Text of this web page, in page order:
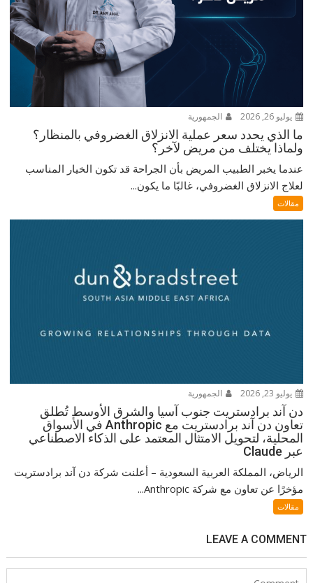
يوليو 26, 2026 الجمهورية
ما الذي يحدد سعر عملية الانزلاق الغضروفي بالمنظار؟
ولماذا يختلف من مريض لآخر؟
عندما يخبر الطبيب المريض بأن الجراحة قد تكون الخيار المناسب
لعلاج الانزلاق الغضروفي، غالبًا ما يكون...
مقالات
يوليو 23, 2026 الجمهورية
دن آند برادستريت جنوب آسيا والشرق الأوسط تُطلق
تعاون دن آند برادستريت مع Anthropic في الأسواق
المحلية، لتحويل الامتثال المعتمد على الذكاء الاصطناعي
عبر Claude
الرياض، المملكة العربية السعودية – أعلنت شركة دن آند برادستريت
مؤخرًا عن تعاون مع شركة Anthropic...
مقالات
LEAVE A COMMENT